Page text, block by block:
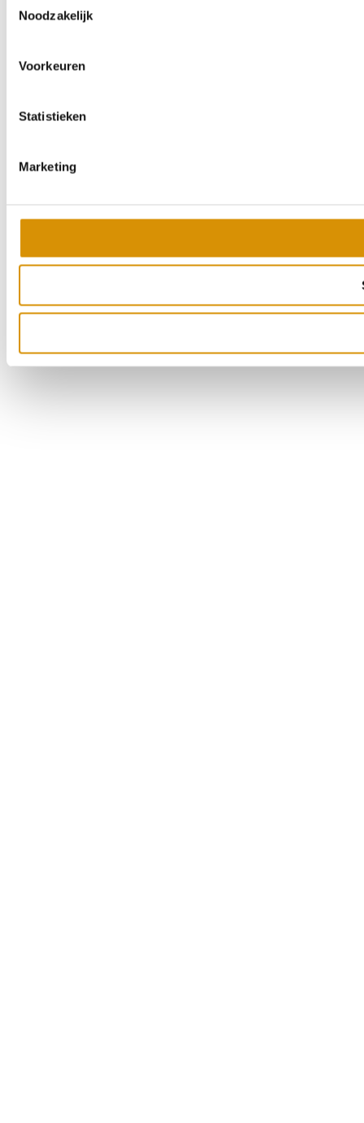
Noodzakelijk
Voorkeuren
Statistieken
Marketing